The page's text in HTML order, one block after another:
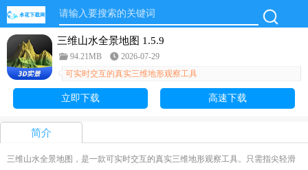
三维山水全景地图 1.5.9
94.21MB
2026-07-29
可实时交互的真实三维地形观察工具
立即下载 高速下载
简介
三维山水全景地图，是一款可实时交互的真实三维地形观察工具。只需指尖轻滑